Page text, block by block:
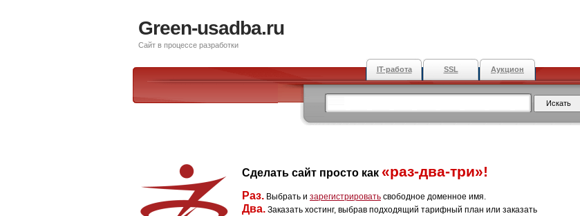
Green-usadba.ru
Сайт в процессе разработки
IT-работа SSL Аукцион
Сделать сайт просто как «раз-два-три»!
Раз. Выбрать и зарегистрировать свободное доменное имя.
Два. Заказать хостинг, выбрав подходящий тарифный план или заказать